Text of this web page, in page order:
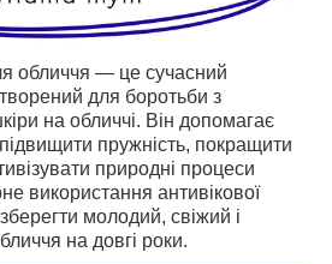
обличчя — це сучасний
для боротьби з
на обличчі. Він допомагає
пружність, покращити
природні процеси
використання антивікової
молодий, свіжий і
на довгі роки.